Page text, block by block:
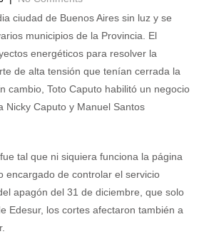
ciudad de Buenos Aires sin luz y se
municipios de la Provincia. El
energéticos para resolver la
de alta tensión que tenían cerrada la
cambio, Toto Caputo habilitó un negocio
Nicky Caputo y Manuel Santos
tal que ni siquiera funciona la página
encargado de controlar el servicio
apagón del 31 de diciembre, que solo
Edesur, los cortes afectaron también a